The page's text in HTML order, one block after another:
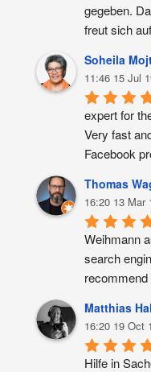
gegeben.
freut sich
Soheila
11:46 15 Jul
expert for
Very fast
Facebook
Thomas
16:20 13 Mar
Weihmann
search
recommend
Matthias
16:20 19 Oct
Hilfe in